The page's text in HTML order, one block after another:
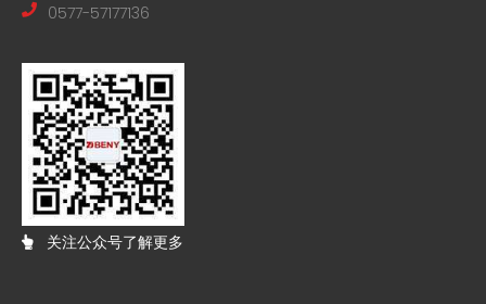
0577-57177136
关注公众号了解更多